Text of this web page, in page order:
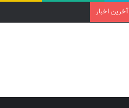
آخرین اخبار